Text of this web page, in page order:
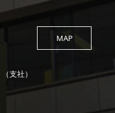
MAP
（支社）